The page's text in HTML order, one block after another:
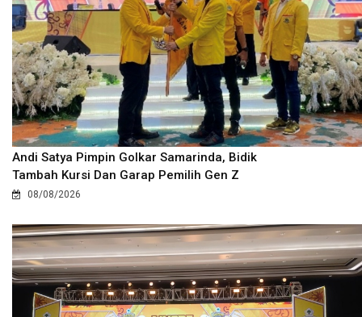
Andi Satya Pimpin Golkar Samarinda, Bidik
Tambah Kursi Dan Garap Pemilih Gen Z
08/08/2026